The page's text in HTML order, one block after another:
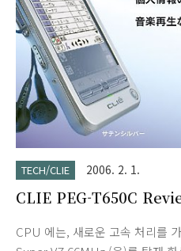
인 「Graffiti(R) 」문자 입력 에리
고성능을 보다 가까이에 하고 있
할 수 있는 「예정표」를 시작해
TECH/CLIE 2006. 2. 1.
CLIE PEG-T650C
CPU 에는, 새로운 고속 처리를